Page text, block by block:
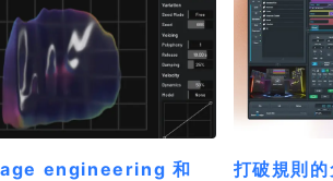
engineering 和
打破規則